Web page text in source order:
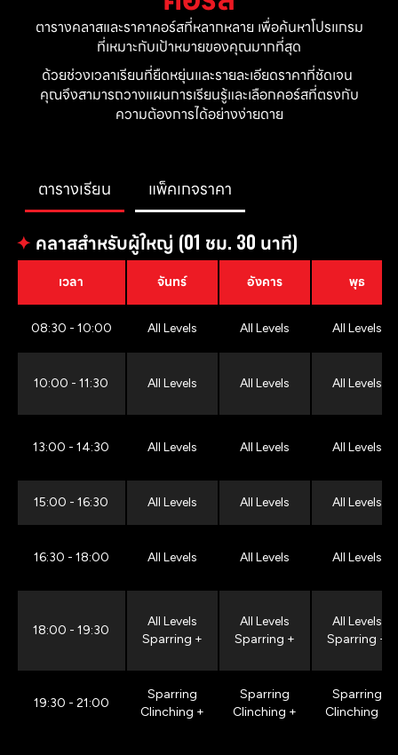
ตารางคลาสและราคาคอร์สที่หลากหลาย เพื่อค้นหาโปรแกรม
ที่เหมาะกับเป้าหมายของคุณมากที่สุด
ด้วยช่วงเวลาเรียนที่ยืดหยุ่นและรายละเอียดราคาที่ชัดเจน
คุณจึงสามารถวางแผนการเรียนรู้และเลือกคอร์สที่ตรงกับ
ความต้องการได้อย่างง่ายดาย
ตารางเรียน แพ็คเกจราคา
✦ คลาสสำหรับผู้ใหญ่ (01 ชม. 30 นาที)
เวลา จันทร์ อังคาร พุธ
08:30 - 10:00 All Levels All Levels All Levels
10:00 - 11:30 All Levels All Levels All Levels
13:00 - 14:30 All Levels All Levels All Levels
15:00 - 16:30 All Levels All Levels All Levels
16:30 - 18:00 All Levels All Levels All Levels
18:00 - 19:30
All Levels
Sparring +
All Levels
Sparring +
All Levels
Sparring +
19:30 - 21:00
Sparring
Clinching +
Sparring
Clinching +
Sparring
Clinching +